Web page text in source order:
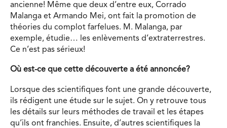
ancienne! Même que deux d’entre eux, Corrado
Malanga et Armando Mei, ont fait la promotion de
théories du complot farfelues. M. Malanga, par
exemple, étudie… les enlèvements d’extraterrestres.
Ce n’est pas sérieux!
Où est-ce que cette découverte a été annoncée?
Lorsque des scientifiques font une grande découverte,
ils rédigent une étude sur le sujet. On y retrouve tous
les détails sur leurs méthodes de travail et les étapes
qu’ils ont franchies. Ensuite, d’autres scientifiques la